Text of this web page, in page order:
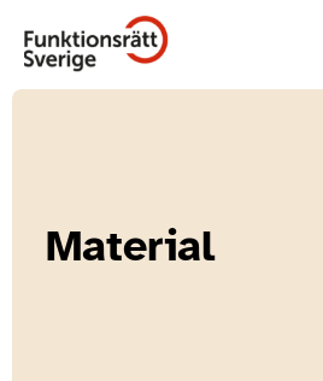
Material